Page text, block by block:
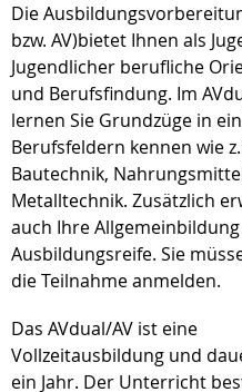
Die
bzw. AV)bietet Ihnen als
Jugendlicher berufliche
und Berufsfindung. Im
lernen Sie Grundzüge in
Berufsfeldern kennen wie
Bautechnik,
Metalltechnik. Zusätzlich
auch Ihre
Ausbildungsreife. Sie
die Teilnahme anmelden.
Das AVdual/AV ist eine
Vollzeitausbildung und
ein Jahr. Der Unterricht